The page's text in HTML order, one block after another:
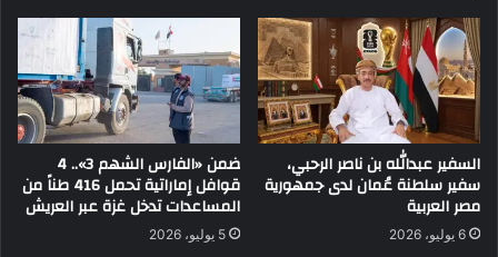
السفير عبدالله بن ناصر الرحبي،
سفير سلطنة عُمان لدى جمهورية
مصر العربية
6 يوليو، 2026
ضمن «الفارس الشهم 3».. 4
قوافل إماراتية تحمل 416 طناً من
المساعدات تدخل غزة عبر العريش
5 يوليو، 2026